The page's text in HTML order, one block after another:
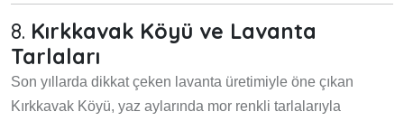
8. Kırkkavak Köyü ve Lavanta
Tarlaları
Son yıllarda dikkat çeken lavanta üretimiyle öne çıkan
Kırkkavak Köyü, yaz aylarında mor renkli tarlalarıyla